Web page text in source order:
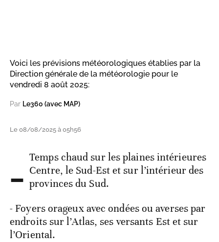
Voici les prévisions météorologiques établies par la
Direction générale de la météorologie pour le
vendredi 8 août 2025:
Par Le360 (avec MAP)
Le 08/08/2025 à 05h56
- Temps chaud sur les plaines intérieures
Centre, le Sud-Est et sur l’intérieur des
provinces du Sud.
- Foyers orageux avec ondées ou averses par
endroits sur l’Atlas, ses versants Est et sur
l’Oriental.